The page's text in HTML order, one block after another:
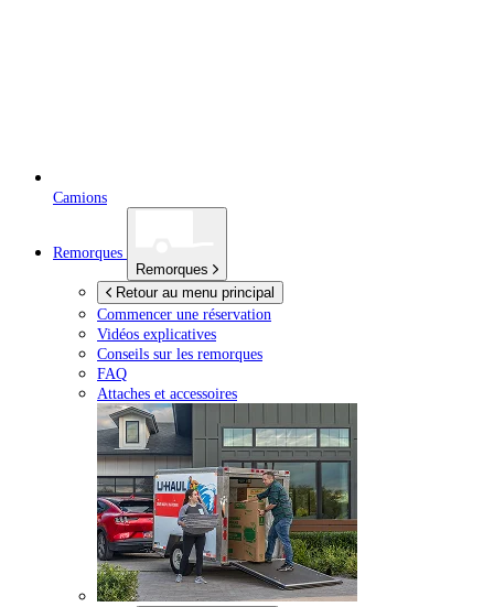
Camions
Remorques
Remorques
Retour au menu principal
Commencer une réservation
Vidéos explicatives
Conseils sur les remorques
FAQ
Attaches et accessoires